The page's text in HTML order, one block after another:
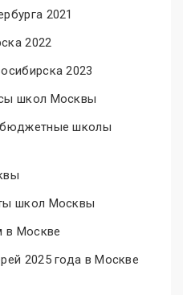
2021
2022
2023
школ Москвы
бюджетные школы
школ Москвы
в Москве
2025 года в Москве